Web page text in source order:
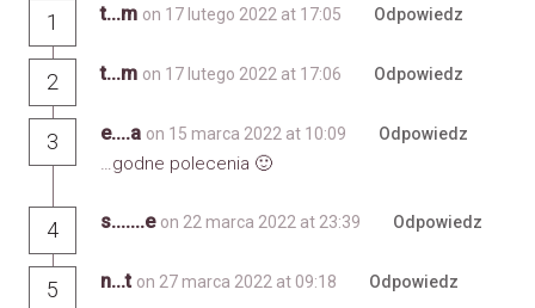
1 t...m on 17 lutego 2022 at 17:05 Odpowiedz
2 t...m on 17 lutego 2022 at 17:06 Odpowiedz
3 e....a on 15 marca 2022 at 10:09 Odpowiedz
…godne polecenia 🙂
4 s.......e on 22 marca 2022 at 23:39 Odpowiedz
5 n...t on 27 marca 2022 at 09:18 Odpowiedz